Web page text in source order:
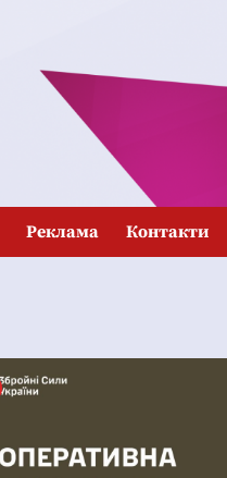
Реклама Контакти